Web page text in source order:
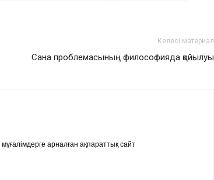
Келесі материал
Сана проблемасының философияда қойылуы
арналған ақпараттық сайт